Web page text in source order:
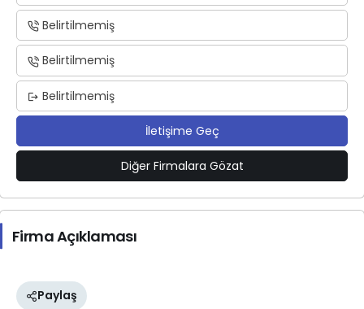
Belirtilmemiş
Belirtilmemiş
Belirtilmemiş
İletişime Geç
Diğer Firmalara Gözat
Firma Açıklaması
Paylaş